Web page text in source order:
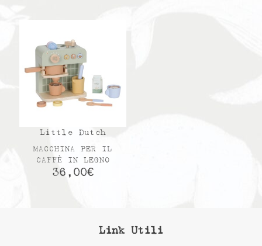
Little Dutch
MACCHINA PER IL
CAFFÈ IN LEGNO
36,00€
Link Utili